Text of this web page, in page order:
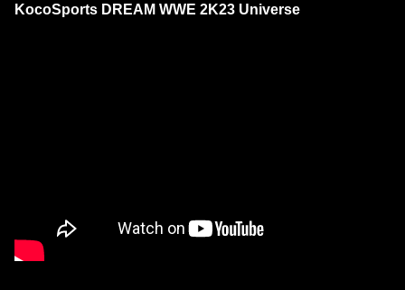
KocoSports DREAM WWE 2K23 Universe